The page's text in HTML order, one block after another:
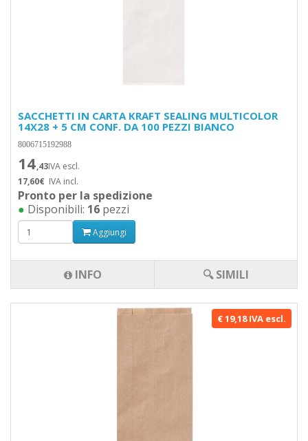
SACCHETTI IN CARTA KRAFT SEALING MULTICOLOR
14X28 + 5 CM CONF. DA 100 PEZZI BIANCO
8006715192988
14,43IVA escl.
17,60€ IVA incl.
Pronto per la spedizione
● Disponibili: 16 pezzi
Aggiungi
INFO 🔍 SIMILI
€ 19,18 IVA escl.